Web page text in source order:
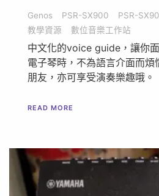
Genos PSR-SX900
PSR-
教學資源
數位音樂工作站
中文化的voice guide，讓你
電子琴時，不為語言介面而煩
朋友，亦可享受演奏樂趣哦。
READ MORE